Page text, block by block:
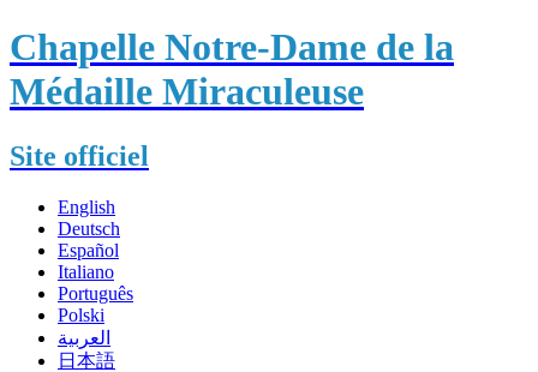
Chapelle Notre-Dame de la
Médaille Miraculeuse
Site officiel
English
Deutsch
Español
Italiano
Português
Polski
العربية
日本語